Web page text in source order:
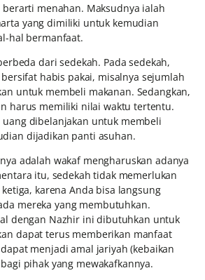
menahan. Maksudnya ialah
yang dimiliki untuk kemudian
hal bermanfaat.
dari sedekah. Pada sedekah,
habis pakai, misalnya sejumlah
untuk membeli makanan. Sedangkan,
harus memiliki nilai waktu tertentu.
dibelanjakan untuk membeli
dijadikan panti asuhan.
adalah wakaf mengharuskan adanya
itu, sedekah tidak memerlukan
karena Anda bisa langsung
mereka yang membutuhkan.
dengan Nazhir ini dibutuhkan untuk
dapat terus memberikan manfaat
menjadi amal jariyah (kebaikan
pihak yang mewakafkannya.